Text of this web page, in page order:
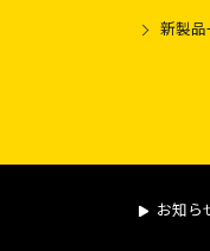
新製品
お知ら